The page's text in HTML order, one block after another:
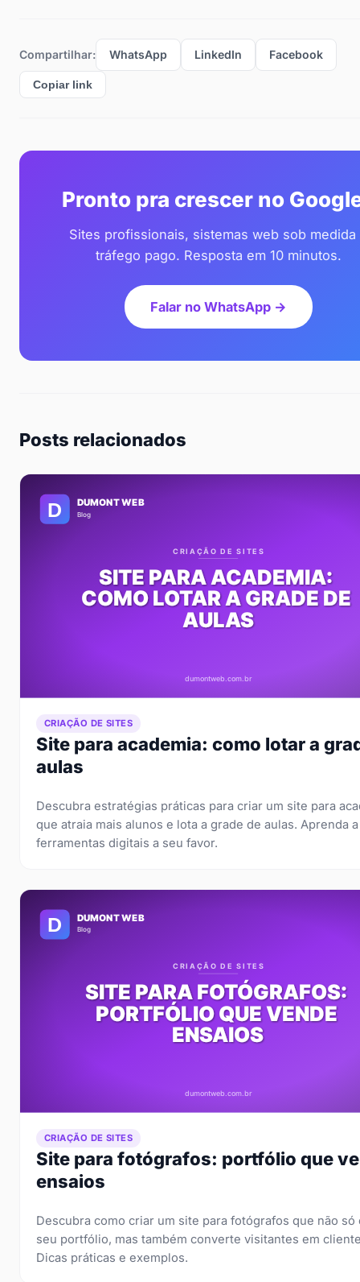
Compartilhar: WhatsApp LinkedIn Facebook
Copiar link
Pronto pra crescer no
Sites profissionais, sistemas web sob medida
tráfego pago. Resposta em 10 minutos.
Falar no WhatsApp →
Posts relacionados
CRIAÇÃO DE SITES
Site para academia: como lotar a
aulas
Descubra estratégias práticas para criar um site para
que atraia mais alunos e lota a grade de aulas. Aprenda
ferramentas digitais a seu favor.
CRIAÇÃO DE SITES
Site para fotógrafos: portfólio que
ensaios
Descubra como criar um site para fotógrafos que não só
seu portfólio, mas também converte visitantes em
Dicas práticas e exemplos.